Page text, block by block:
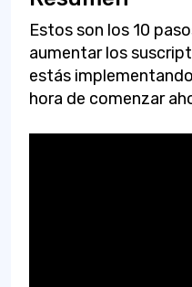
Estos son los 10
aumentar los
estás
hora de comenzar